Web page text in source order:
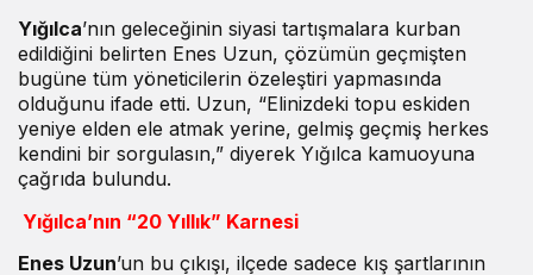
Yığılca’nın geleceğinin siyasi tartışmalara kurban
edildiğini belirten Enes Uzun, çözümün geçmişten
bugüne tüm yöneticilerin özeleştiri yapmasında
olduğunu ifade etti. Uzun, “Elinizdeki topu eskiden
yeniye elden ele atmak yerine, gelmiş geçmiş herkes
kendini bir sorgulasın,” diyerek Yığılca kamuoyuna
çağrıda bulundu.
Yığılca’nın “20 Yıllık” Karnesi
Enes Uzun’un bu çıkışı, ilçede sadece kış şartlarının